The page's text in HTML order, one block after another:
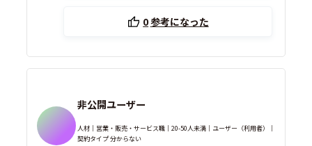
0参考になった
非公開ユーザー
人材｜営業・販売・サービス職｜20-50人未満｜ユーザー（利用者）｜
契約タイプ 分からない